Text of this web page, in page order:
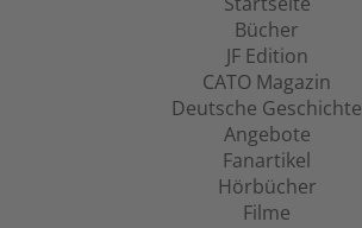
Bücher
JF Edition
CATO Magazin
Deutsche Geschichte
Angebote
Fanartikel
Hörbücher
Filme